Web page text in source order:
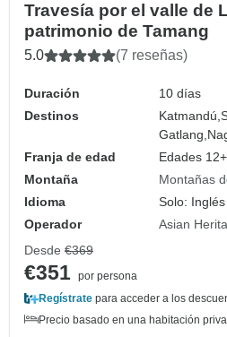
Travesía por el valle de
patrimonio de Tamang
5.0 (7 reseñas)
Duración
10 días
Destinos
Katmandú,
Gatlang,
Franja de edad
Edades 12+
Montaña
Montañas
Idioma
Solo: Inglés
Operador
Asian
Desde €369
€351 por persona
Regístrate para acceder a los
Precio basado en una habitación